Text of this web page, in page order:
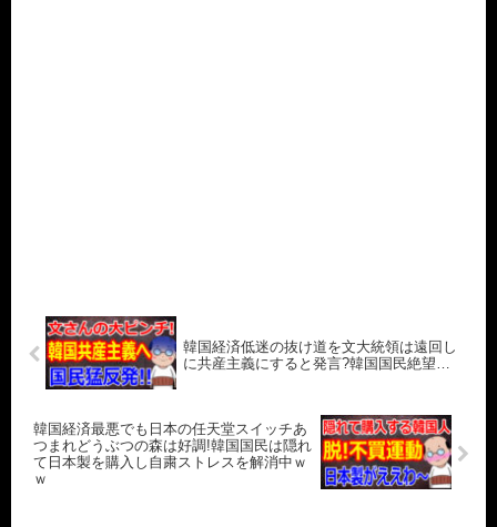
韓国経済低迷の抜け道を文大統領は遠回し
に共産主義にすると発言?韓国国民絶望…
韓国経済最悪でも日本の任天堂スイッチあ
つまれどうぶつの森は好調!韓国国民は隠れ
て日本製を購入し自粛ストレスを解消中ｗ
ｗ